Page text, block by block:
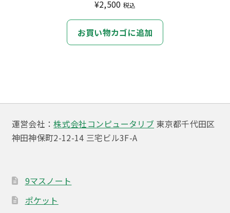
¥2,500 税込
お買い物カゴに追加
運営会社：株式会社コンピュータリブ 東京都千代田区
神田神保町2-12-14 三宅ビル3F-A
9マスノート
ポケット